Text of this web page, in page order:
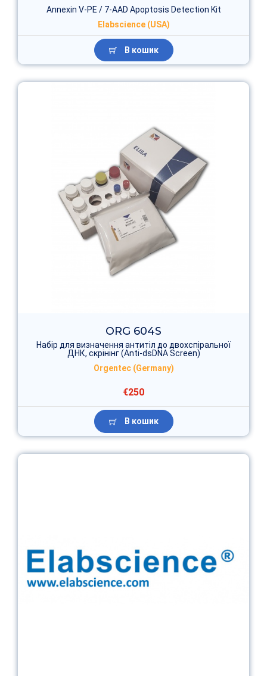
Annexin V-PE / 7-AAD Apoptosis Detection Kit
Elabscience (USA)
В кошик
ORG 604S
Набір для визначення антитіл до двохспіральної
ДНК, скрінінг (Anti-dsDNA Screen)
Orgentec (Germany)
€250
В кошик